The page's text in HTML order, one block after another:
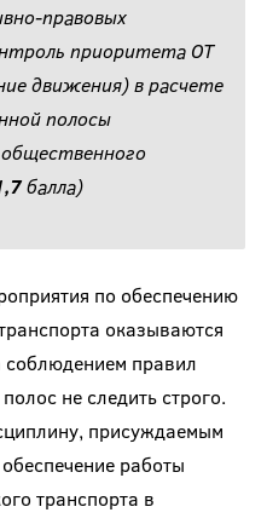
правовых
приоритета ОТ
движения) в расчете
полосы
общественного
балла)
по обеспечению
оказываются
правил
не следить строго.
присуждаемым
работы
транспорта в